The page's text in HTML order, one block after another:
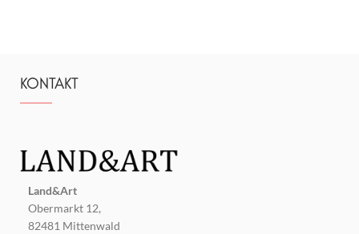
KONTAKT
Land&Art
Obermarkt 12,
82481 Mittenwald